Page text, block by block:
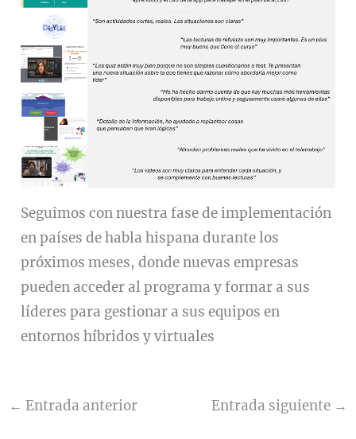
Seguimos con nuestra fase de implementación
en países de habla hispana durante los
próximos meses, donde nuevas empresas
pueden acceder al programa y formar a sus
líderes para gestionar a sus equipos en
entornos híbridos y virtuales
← Entrada anterior Entrada siguiente →